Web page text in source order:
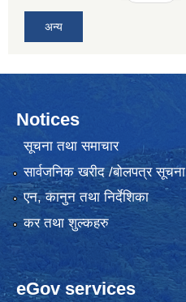
अन्य
Notices
सूचना तथा समाचार
सार्वजनिक खरीद /बोलपत्र सूचना
एन, कानुन तथा निर्देशिका
कर तथा शुल्कहरु
eGov services